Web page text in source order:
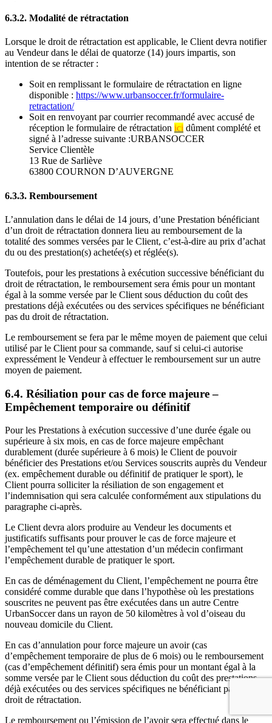
6.3.2. Modalité de rétractation
Lorsque le droit de rétractation est applicable, le Client devra notifier
au Vendeur dans le délai de quatorze (14) jours impartis, son
intention de se rétracter :
Soit en remplissant le formulaire de rétractation en ligne
disponible : https://www.urbansoccer.fr/formulaire-
retractation/
Soit en renvoyant par courrier recommandé avec accusé de
réception le formulaire de rétractation ici dûment complété et
signé à l’adresse suivante :URBANSOCCER
Service Clientèle
13 Rue de Sarliève
63800 COURNON D’AUVERGNE
6.3.3. Remboursement
L’annulation dans le délai de 14 jours, d’une Prestation bénéficiant
d’un droit de rétractation donnera lieu au remboursement de la
totalité des sommes versées par le Client, c’est-à-dire au prix d’achat
du ou des prestation(s) achetée(s) et réglée(s).
Toutefois, pour les prestations à exécution successive bénéficiant du
droit de rétractation, le remboursement sera émis pour un montant
égal à la somme versée par le Client sous déduction du coût des
prestations déjà exécutées ou des services spécifiques ne bénéficiant
pas du droit de rétractation.
Le remboursement se fera par le même moyen de paiement que celui
utilisé par le Client pour sa commande, sauf si celui-ci autorise
expressément le Vendeur à effectuer le remboursement sur un autre
moyen de paiement.
6.4. Résiliation pour cas de force majeure –
Empêchement temporaire ou définitif
Pour les Prestations à exécution successive d’une durée égale ou
supérieure à six mois, en cas de force majeure empêchant
durablement (durée supérieure à 6 mois) le Client de pouvoir
bénéficier des Prestations et/ou Services souscrits auprès du Vendeur
(ex. empêchement durable ou définitif de pratiquer le sport), le
Client pourra solliciter la résiliation de son engagement et
l’indemnisation qui sera calculée conformément aux stipulations du
paragraphe ci-après.
Le Client devra alors produire au Vendeur les documents et
justificatifs suffisants pour prouver le cas de force majeure et
l’empêchement tel qu’une attestation d’un médecin confirmant
l’empêchement durable de pratiquer le sport.
En cas de déménagement du Client, l’empêchement ne pourra être
considéré comme durable que dans l’hypothèse où les prestations
souscrites ne peuvent pas être exécutées dans un autre Centre
UrbanSoccer dans un rayon de 50 kilomètres à vol d’oiseau du
nouveau domicile du Client.
En cas d’annulation pour force majeure un avoir (cas
d’empêchement temporaire de plus de 6 mois) ou le remboursement
(cas d’empêchement définitif) sera émis pour un montant égal à la
somme versée par le Client sous déduction du coût des prestations
déjà exécutées ou des services spécifiques ne bénéficiant pas du
droit de rétractation.
Le remboursement ou l’émission de l’avoir sera effectué dans le